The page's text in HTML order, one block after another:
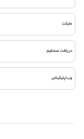
مایکت
دریافت مستقیم
وب‌اپلیکیشن